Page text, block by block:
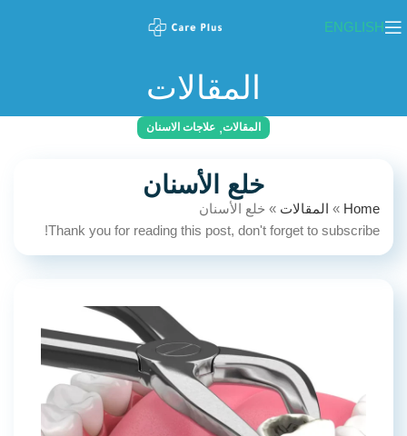
ENGLISH
المقالات
المقالات, علاجات الاسنان
خلع الأسنان
Home
» المقالات » خلع الأسنان
Thank you for reading this post, don't forget to subscribe!